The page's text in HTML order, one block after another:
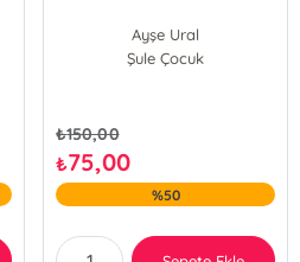
Ayşe Ural
Şule Çocuk
₺150,00
₺75,00
%50